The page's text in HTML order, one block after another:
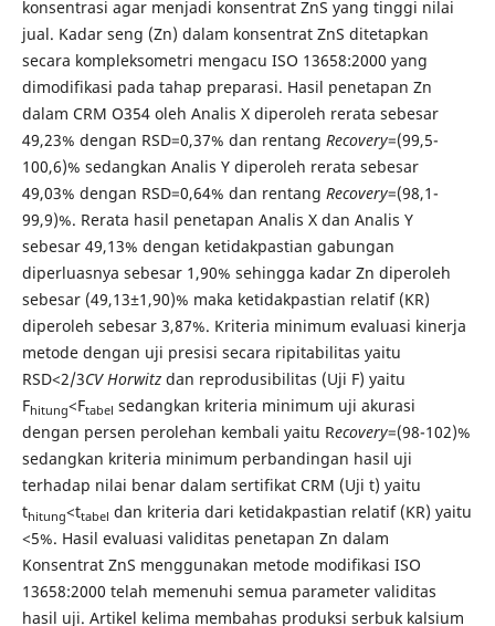
konsentrasi agar menjadi konsentrat ZnS yang tinggi nilai
jual. Kadar seng (Zn) dalam konsentrat ZnS ditetapkan
secara kompleksometri mengacu ISO 13658:2000 yang
dimodifikasi pada tahap preparasi. Hasil penetapan Zn
dalam CRM O354 oleh Analis X diperoleh rerata sebesar
49,23% dengan RSD=0,37% dan rentang Recovery=(99,5-
100,6)% sedangkan Analis Y diperoleh rerata sebesar
49,03% dengan RSD=0,64% dan rentang Recovery=(98,1-
99,9)%. Rerata hasil penetapan Analis X dan Analis Y
sebesar 49,13% dengan ketidakpastian gabungan
diperluasnya sebesar 1,90% sehingga kadar Zn diperoleh
sebesar (49,13±1,90)% maka ketidakpastian relatif (KR)
diperoleh sebesar 3,87%. Kriteria minimum evaluasi kinerja
metode dengan uji presisi secara ripitabilitas yaitu
RSD<2/3CV Horwitz dan reprodusibilitas (Uji F) yaitu
Fhitung<Ftabel sedangkan kriteria minimum uji akurasi
dengan persen perolehan kembali yaitu Recovery=(98-102)%
sedangkan kriteria minimum perbandingan hasil uji
terhadap nilai benar dalam sertifikat CRM (Uji t) yaitu
thitung<ttabel dan kriteria dari ketidakpastian relatif (KR) yaitu
<5%. Hasil evaluasi validitas penetapan Zn dalam
Konsentrat ZnS menggunakan metode modifikasi ISO
13658:2000 telah memenuhi semua parameter validitas
hasil uji. Artikel kelima membahas produksi serbuk kalsium